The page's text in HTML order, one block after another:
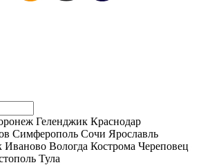
Геленджик Краснодар
Симферополь Сочи Ярославль
Иваново Вологда Кострома Череповец
Тула